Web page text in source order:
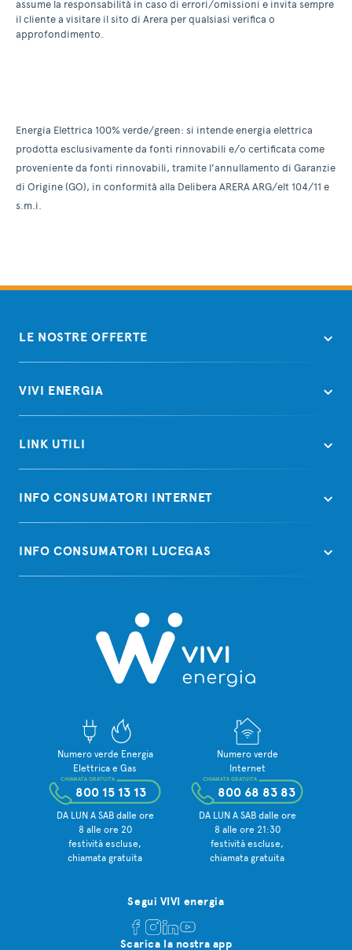
assume la responsabilità in caso di errori/omissioni e invita sempre
il cliente a visitare il sito di Arera per qualsiasi verifica o
approfondimento.
Energia Elettrica 100% verde/green: si intende energia elettrica
prodotta esclusivamente da fonti rinnovabili e/o certificata come
proveniente da fonti rinnovabili, tramite l’annullamento di Garanzie
di Origine (GO), in conformità alla Delibera ARERA ARG/elt 104/11 e
s.m.i.
LE NOSTRE OFFERTE
VIVI ENERGIA
LINK UTILI
INFO CONSUMATORI INTERNET
INFO CONSUMATORI LUCEGAS
Numero verde Energia
Elettrica e Gas
800 15 13 13
CHIAMATA GRATUITA
DA LUN A SAB dalle ore
8 alle ore 20
festività escluse,
chiamata gratuita
Numero verde
Internet
800 68 83 83
CHIAMATA GRATUITA
DA LUN A SAB dalle ore
8 alle ore 21:30
festività escluse,
chiamata gratuita
Segui VIVI energia
Scarica la nostra app